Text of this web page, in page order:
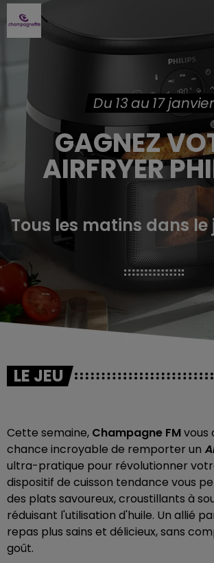
Du 13 au 17 janvier
GAGNEZ
AIRFRYER
Tous les matins dans le
LE JEU
Cette semaine, Champagne FMvous
chance incroyable de remporter un
ultra-pratique pour révolutionner
dispositif de cuisson tendance vous
des plats savoureux, croustillants à
réduisant l'utilisation d'huile. Un allié
repas plus sains et délicieux, sans
goût.